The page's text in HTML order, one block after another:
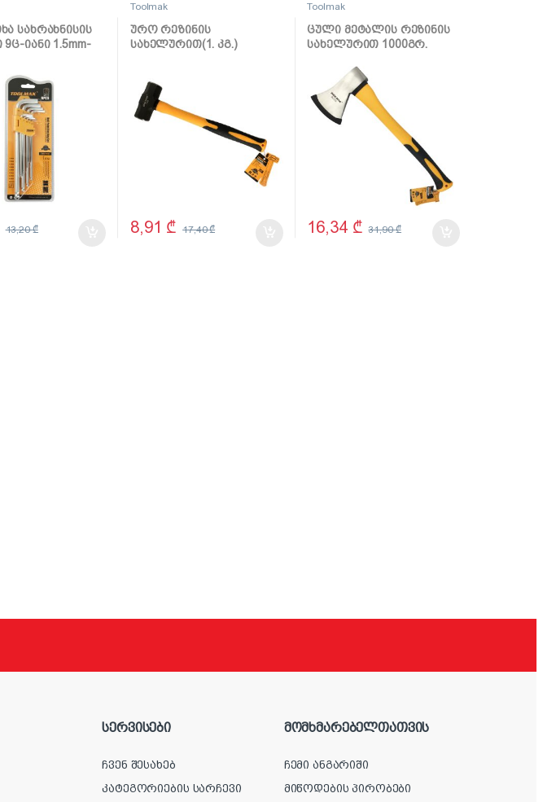
სახრახნისის
იანი 1.5mm-
13,20₾
Toolmak
ურო რეზინის
სახელურით(1. კგ.)
8,91 ₾ 17,40₾
Toolmak
ცული მეტალის რეზინის
სახელურით 1000გრ.
16,34 ₾ 31,90₾
სერვისები
ჩვენ შესახებ
კატეგორიების სარჩევი
მომხმარებელთათვის
ჩემი ანგარიში
მიწოდების პირობები